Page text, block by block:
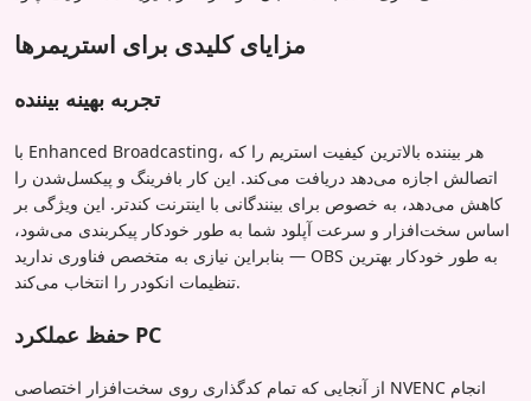
مزایای کلیدی برای استریمرها
تجربه بهینه بیننده
با Enhanced Broadcasting، هر بیننده بالاترین کیفیت استریم را که
اتصالش اجازه می‌دهد دریافت می‌کند. این کار بافرینگ و پیکسل‌شدن را
کاهش می‌دهد، به خصوص برای بینندگانی با اینترنت کندتر. این ویژگی بر
اساس سخت‌افزار و سرعت آپلود شما به طور خودکار پیکربندی می‌شود،
بنابراین نیازی به متخصص فناوری ندارید — OBS به طور خودکار بهترین
تنظیمات انکودر را انتخاب می‌کند.
حفظ عملکرد PC
از آنجایی که تمام کدگذاری روی سخت‌افزار اختصاصی NVENC انجام